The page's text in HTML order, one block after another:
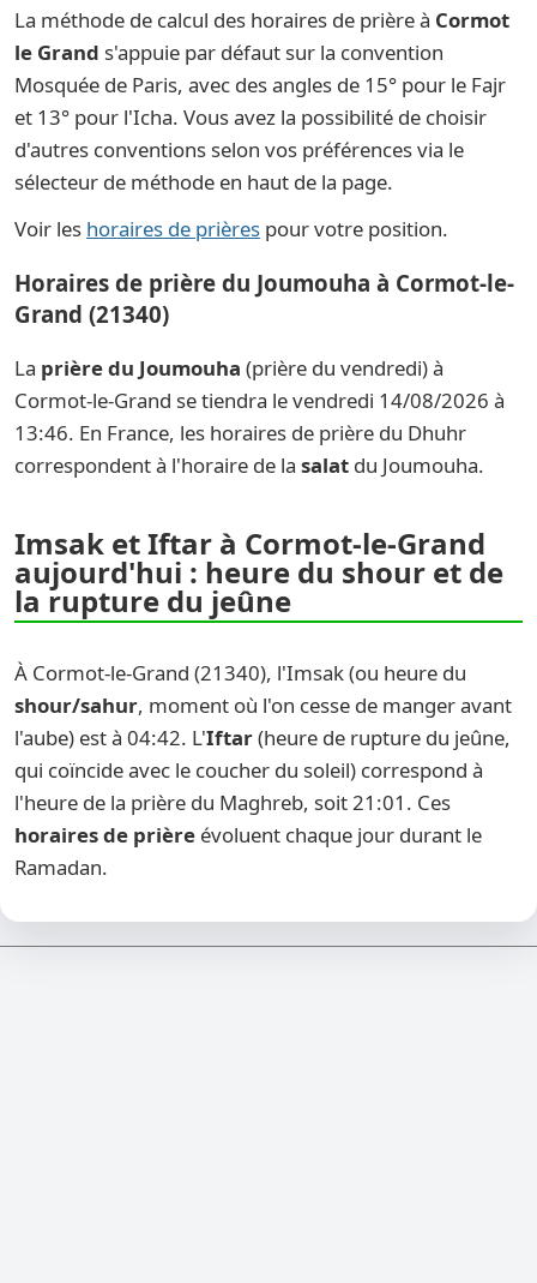
La méthode de calcul des horaires de prière à Cormot
le Grand s'appuie par défaut sur la convention
Mosquée de Paris, avec des angles de 15° pour le Fajr
et 13° pour l'Icha. Vous avez la possibilité de choisir
d'autres conventions selon vos préférences via le
sélecteur de méthode en haut de la page.
Voir les horaires de prières pour votre position.
Horaires de prière du Joumouha à Cormot-le-
Grand (21340)
La prière du Joumouha (prière du vendredi) à
Cormot-le-Grand se tiendra le vendredi 14/08/2026 à
13:46. En France, les horaires de prière du Dhuhr
correspondent à l'horaire de la salat du Joumouha.
Imsak et Iftar à Cormot-le-Grand
aujourd'hui : heure du shour et de
la rupture du jeûne
À Cormot-le-Grand (21340), l'Imsak (ou heure du
shour/sahur, moment où l'on cesse de manger avant
l'aube) est à 04:42. L'Iftar(heure de rupture du jeûne,
qui coïncide avec le coucher du soleil) correspond à
l'heure de la prière du Maghreb, soit 21:01. Ces
horaires de prière évoluent chaque jour durant le
Ramadan.